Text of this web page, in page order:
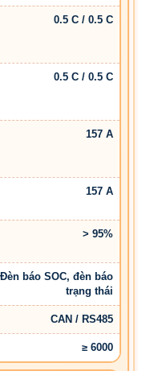
0.5 C / 0.5 C
0.5 C / 0.5 C
157 A
157 A
> 95%
Đèn báo SOC, đèn báo
trạng thái
CAN / RS485
≥ 6000